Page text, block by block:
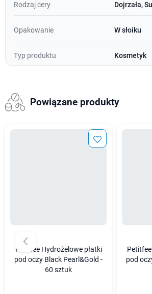
Rodzaj cery Dojrzała,
Opakowanie W słoiku
Typ produktu Kosmetyk
Powiązane produkty
Petitfee Hydrożelowe płatki
pod oczy Black Pearl&Gold -
60 sztuk
pod